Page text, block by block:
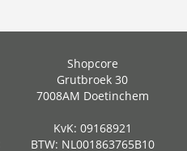
Shopcore
Grutbroek 30
7008AM Doetinchem
KvK: 09168921
BTW: NL001863765B10